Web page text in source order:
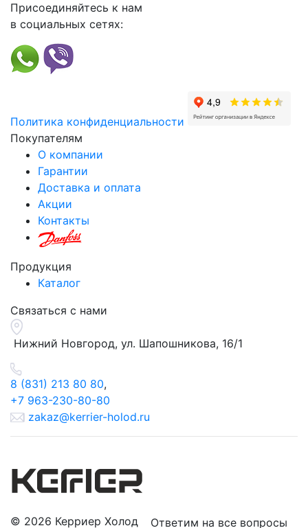
Присоединяйтесь к нам
в социальных сетях:
Политика конфиденциальности
Покупателям
О компании
Гарантии
Доставка и оплата
Акции
Контакты
Продукция
Каталог
Связаться с нами
Нижний Новгород, ул. Шапошникова, 16/1
8 (831) 213 80 80,
+7 963-230-80-80
zakaz@kerrier-holod.ru
© 2026 Керриер Холод Ответим на все вопросы